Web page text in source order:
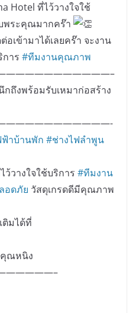
Hotel ที่ไว้วางใจใช้
พระคุณมากคร๊า
เข้ามาได้เลยคร๊า จะงาน
การ #ทีมงานคุณภาพ
ถึงพร้อมรับเหมาก่อสร้าง
าบ้านพัก #ช่างไฟลำพูน
วางใจใช้บริการ #ทีมงาน
อดภัย วัสดุเกรดดีมีคุณภาพ
ติมได้ที่
คุณหนิง